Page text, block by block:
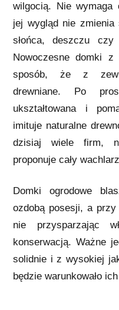
wilgocią. Nie wymaga
jej wygląd nie zmienia
słońca, deszczu
Nowoczesne domki
sposób, że z
drewniane. Po
ukształtowana i
imituje naturalne
dzisiaj wiele firm,
proponuje cały
Domki ogrodowe
ozdobą posesji, a przy
nie przysparzając
konserwacją. Ważne
solidnie i z wysokiej
będzie warunkowało